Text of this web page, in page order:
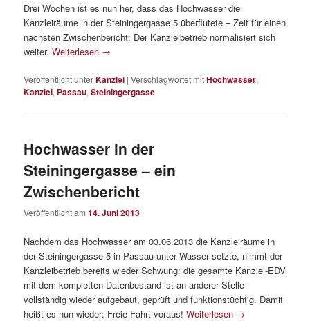
Drei Wochen ist es nun her, dass das Hochwasser die
Kanzleiräume in der Steiningergasse 5 überflutete – Zeit für einen
nächsten Zwischenbericht: Der Kanzleibetrieb normalisiert sich
weiter.Weiterlesen →
Veröffentlicht unterKanzlei |Verschlagwortet mitHochwasser,
Kanzlei, Passau,Steiningergasse
Hochwasser in der
Steiningergasse – ein
Zwischenbericht
Veröffentlicht am14. Juni 2013
Nachdem das Hochwasser am 03.06.2013 die Kanzleiräume in
der Steiningergasse 5 in Passau unter Wasser setzte, nimmt der
Kanzleibetrieb bereits wieder Schwung: die gesamte Kanzlei-EDV
mit dem kompletten Datenbestand ist an anderer Stelle
vollständig wieder aufgebaut, geprüft und funktionstüchtig. Damit
heißt es nun wieder: Freie Fahrt voraus!Weiterlesen →